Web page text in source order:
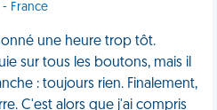
- France
une heure trop tôt.
sur tous les boutons, mais il
: toujours rien. Finalement,
C'est alors que j'ai compris